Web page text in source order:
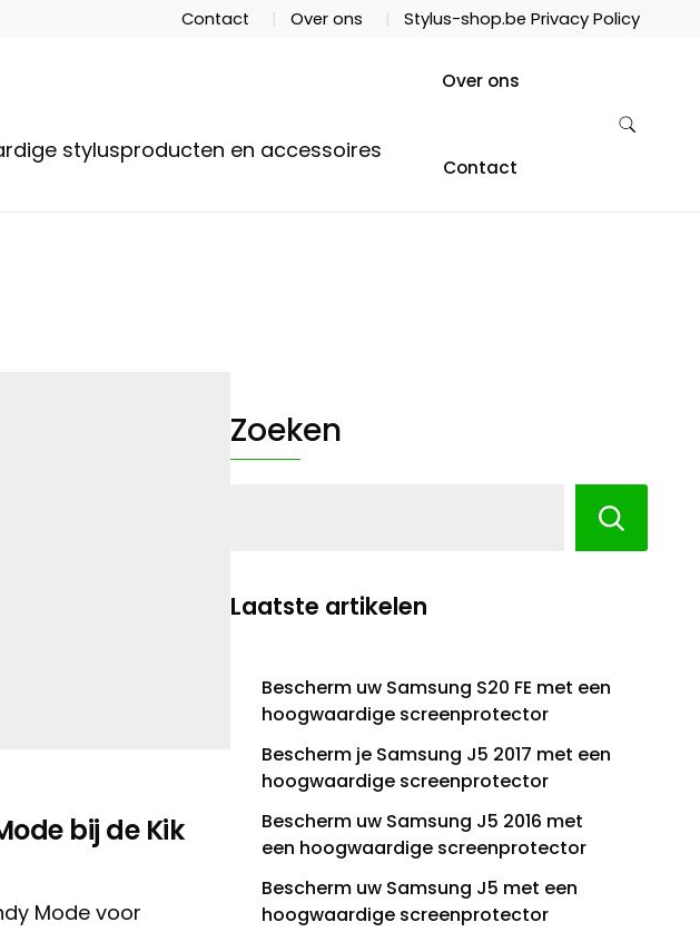
Contact Over ons Stylus-shop.be Privacy Policy
stylusproducten en accessoires
Over ons
Contact
bij de Kik
Mode voor
Zoeken
Laatste artikelen
Bescherm uw Samsung S20 FE met een
hoogwaardige screenprotector
Bescherm je Samsung J5 2017 met een
hoogwaardige screenprotector
Bescherm uw Samsung J5 2016 met
een hoogwaardige screenprotector
Bescherm uw Samsung J5 met een
hoogwaardige screenprotector